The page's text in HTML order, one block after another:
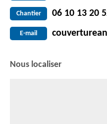
Chantier 06 10 13 20
E-mail
Nous localiser